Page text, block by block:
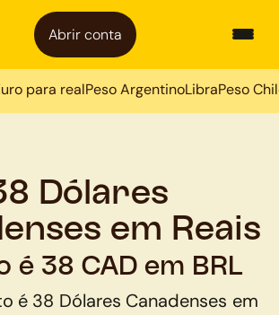
Abrir conta
para realPeso ArgentinoLibraPeso
Dólares
em Reais
é 38 CAD em BRL
é 38 Dólares Canadenses em